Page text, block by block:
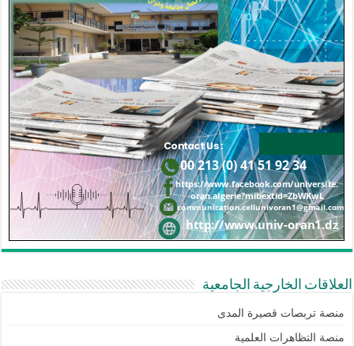
العلاقات الخارجية الجامعية
منصة تربصات قصيرة المدى
منصة التظاهرات العلمية